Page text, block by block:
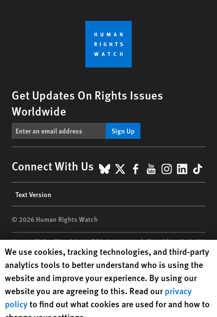
Get Updates On Rights Issues
Worldwide
Sign Up
Connect With Us BlueSky
X Facebook
YouTube
menu
Text Version
© 2026 Human Rights Watch
Human Rights Watch| 350 Fifth Avenue, 34th Floor | New York,NY
10118-3299USA|t 1.212.290.4700
Human Rights Watchis a 501(C)(3) nonprofit registered in the US
under EIN: 13-2875808
Human Rights Watch cookie preferences
We use cookies, tracking technologies, and third-party
analytics tools to better understand who is using the
website and improve your experience. By using our
website you are agreeing to this. Read ourprivacy
policyto find out what cookies are used for and how to